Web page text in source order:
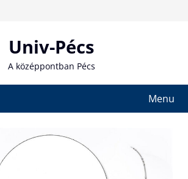
Univ-Pécs
A középpontban Pécs
Menu